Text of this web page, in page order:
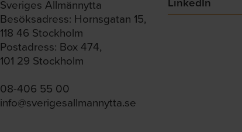
Sveriges Allmännytta
Besöksadress: Hornsgatan 15,
118 46 Stockholm
Postadress: Box 474,
101 29 Stockholm
08-406 55 00
info@sverigesallmannytta.se